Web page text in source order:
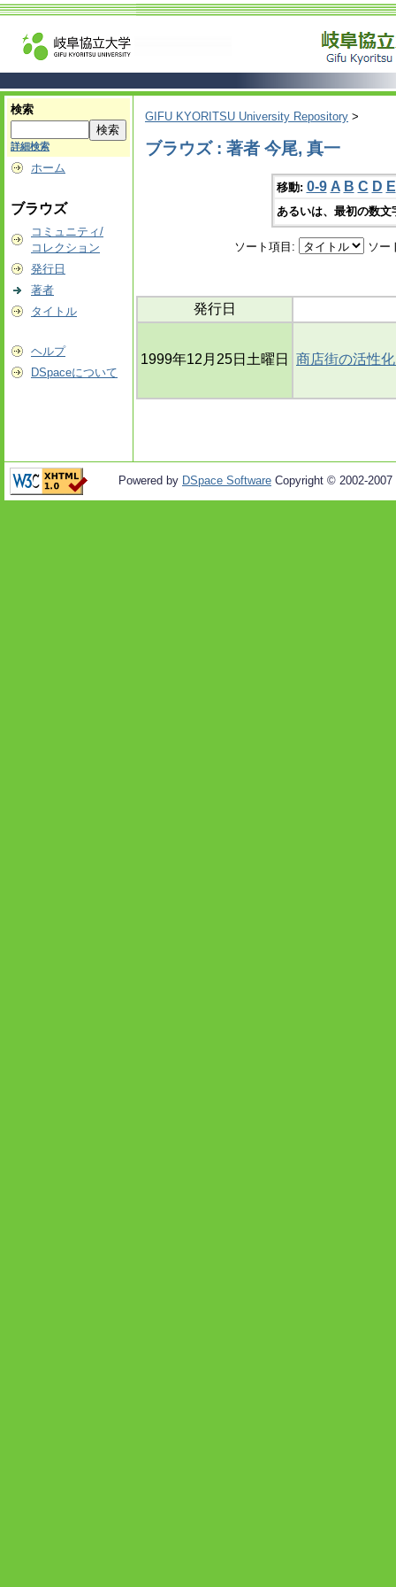
検索
詳細検索
ホーム
ブラウズ
コミュニティ/
コレクション
発行日
著者
タイトル
ヘルプ
DSpaceについて
GIFU KYORITSU University Repository >
ブラウズ : 著者 今尾, 真一
移動: 0-9 A B C D E
あるいは、最初の数
ソート項目: ソー
発行日
1999年12月25日土曜日 商店街の活性
Powered by DSpace Software Copyright © 2002-2007